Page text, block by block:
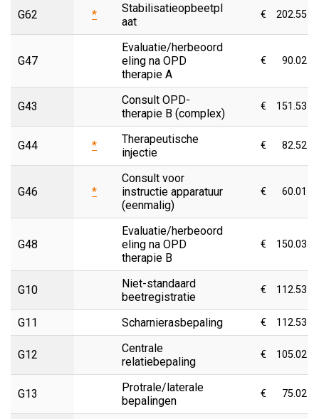
G62 *
Stabilisatieopbeetpl
aat
€ 202.55
G47
Evaluatie/herbeoord
eling na OPD
therapie A
€ 90.02
G43
Consult OPD-
therapie B (complex)
€ 151.53
G44 *
Therapeutische
injectie
€ 82.52
G46 *
Consult voor
instructie apparatuur
(eenmalig)
€ 60.01
G48
Evaluatie/herbeoord
eling na OPD
therapie B
€ 150.03
G10
Niet-standaard
beetregistratie
€ 112.53
G11 Scharnierasbepaling € 112.53
G12
Centrale
relatiebepaling
€ 105.02
G13
Protrale/laterale
bepalingen
€ 75.02